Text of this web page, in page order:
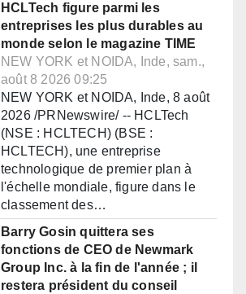
HCLTech figure parmi les
entreprises les plus durables au
monde selon le magazine TIME
NEW YORK et NOIDA, Inde, sam.,
août 8 2026 09:25
NEW YORK et NOIDA, Inde, 8 août
2026 /PRNewswire/ -- HCLTech
(NSE : HCLTECH) (BSE :
HCLTECH), une entreprise
technologique de premier plan à
l'échelle mondiale, figure dans le
classement des…
Barry Gosin quittera ses
fonctions de CEO de Newmark
Group Inc. à la fin de l'année ; il
restera président du conseil